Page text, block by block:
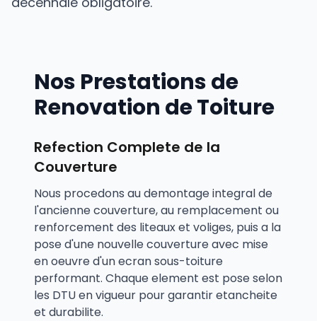
Nos Prestations de
Renovation de Toiture
Refection Complete de la
Couverture
Nous procedons au demontage integral de
l'ancienne couverture, au remplacement ou
renforcement des liteaux et voliges, puis a la
pose d'une nouvelle couverture avec mise
en oeuvre d'un ecran sous-toiture
performant. Chaque element est pose selon
les DTU en vigueur pour garantir etancheite
et durabilite.